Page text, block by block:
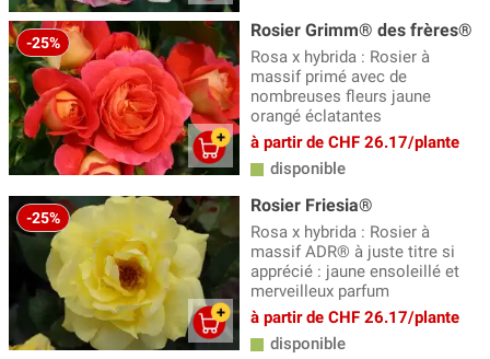
-25%
Rosier Grimm® des frères®
Rosa x hybrida : Rosier à
massif primé avec de
nombreuses fleurs jaune
orangé éclatantes
à partir de CHF 26.17/plante
disponible
-25%
Rosier Friesia®
Rosa x hybrida : Rosier à
massif ADR® à juste titre si
apprécié : jaune ensoleillé et
merveilleux parfum
à partir de CHF 26.17/plante
disponible